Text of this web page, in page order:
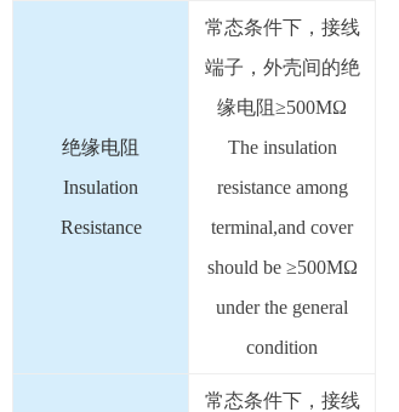
绝缘电阻
Insulation
Resistance
常态条件下，接线
端子，外壳间的绝
缘电阻≥500MΩ
The insulation
resistance among
terminal,and cover
should be ≥500MΩ
under the general
condition
常态条件下，接线